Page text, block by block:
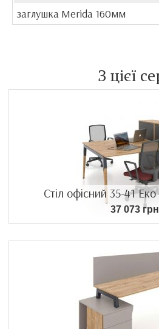
заглушка Merida 160мм
З цієї
Стіл офісний 35-41
37 073